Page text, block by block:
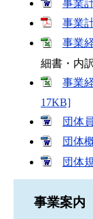
事業
事業
事業
細書・内
事業
17KB]
団体
団体
団体
事業案内